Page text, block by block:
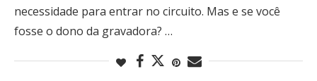
necessidade para entrar no circuito. Mas e se você
fosse o dono da gravadora? …